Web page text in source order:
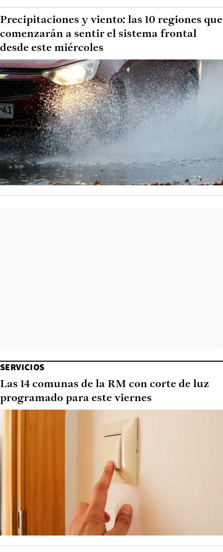
Precipitaciones y viento: las 10 regiones que
comenzarán a sentir el sistema frontal
desde este miércoles
SERVICIOS
Las 14 comunas de la RM con corte de luz
programado para este viernes